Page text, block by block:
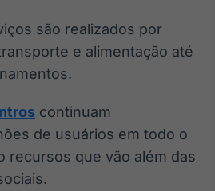
são realizados por
e alimentação até
continuam
de usuários em todo o
recursos que vão além das